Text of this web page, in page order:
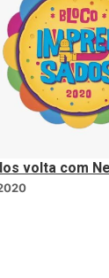
volta com